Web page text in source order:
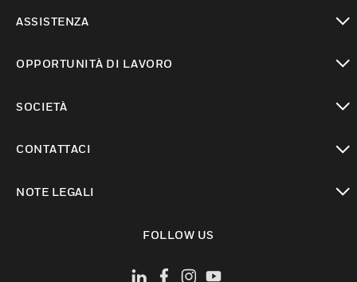
ASSISTENZA
OPPORTUNITÀ DI LAVORO
SOCIETÀ
CONTATTACI
NOTE LEGALI
FOLLOW US